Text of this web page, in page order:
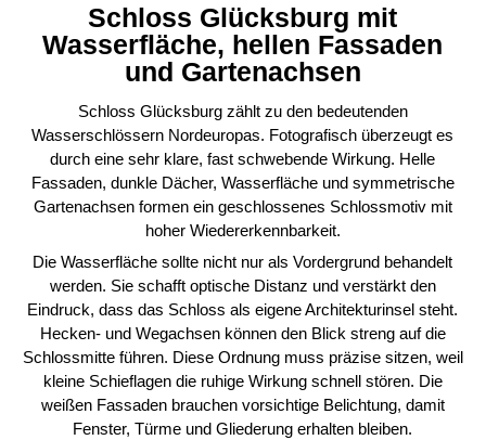
Schloss Glücksburg mit
Wasserfläche, hellen Fassaden
und Gartenachsen
Schloss Glücksburg zählt zu den bedeutenden
Wasserschlössern Nordeuropas. Fotografisch überzeugt es
durch eine sehr klare, fast schwebende Wirkung. Helle
Fassaden, dunkle Dächer, Wasserfläche und symmetrische
Gartenachsen formen ein geschlossenes Schlossmotiv mit
hoher Wiedererkennbarkeit.
Die Wasserfläche sollte nicht nur als Vordergrund behandelt
werden. Sie schafft optische Distanz und verstärkt den
Eindruck, dass das Schloss als eigene Architekturinsel steht.
Hecken- und Wegachsen können den Blick streng auf die
Schlossmitte führen. Diese Ordnung muss präzise sitzen, weil
kleine Schieflagen die ruhige Wirkung schnell stören. Die
weißen Fassaden brauchen vorsichtige Belichtung, damit
Fenster, Türme und Gliederung erhalten bleiben.